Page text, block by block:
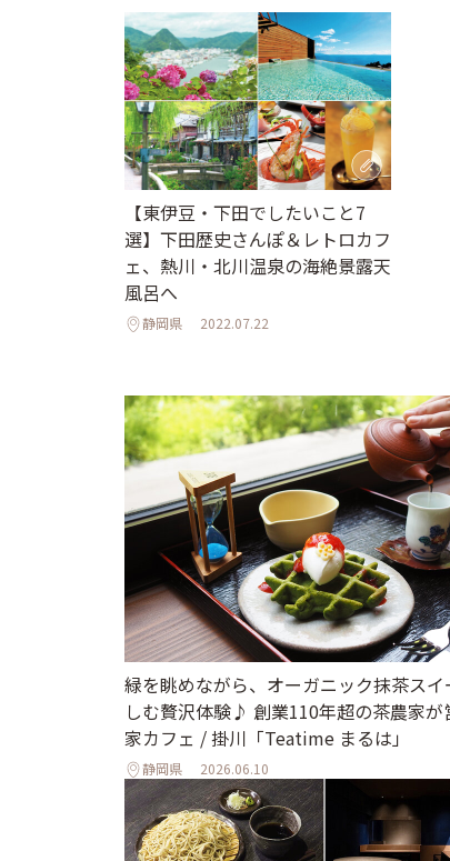
【東伊豆・下田でしたいこと7
選】下田歴史さんぽ＆レトロカフ
ェ、熱川・北川温泉の海絶景露天
風呂へ
静岡県 2022.07.22
緑を眺めながら、オーガニック抹茶スイ
しむ贅沢体験♪ 創業110年超の茶農家が
家カフェ / 掛川「Teatime まるは」
静岡県 2026.06.10